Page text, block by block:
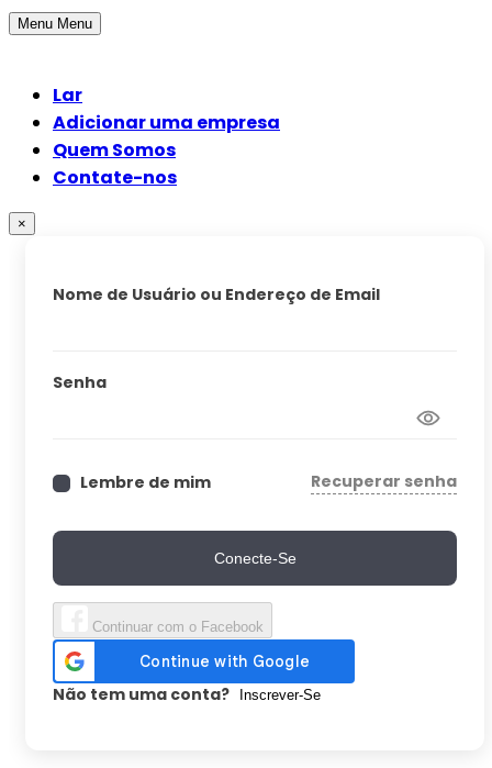
Menu Menu
Lar
Adicionar uma empresa
Quem Somos
Contate-nos
×
Nome de Usuário ou Endereço de Email
Senha
Lembre de mim Recuperar senha
Conecte-Se
Continuar com o Facebook
Não tem uma conta? Inscrever-Se